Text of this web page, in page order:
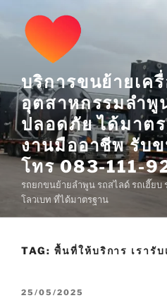
content
บริการขนย้ายเค
อุตสาหกรรมลำพู
ปลอดภัย ได้มาต
งานมืออาชีพ รับ
โทร 083-111-
รถยกขนย้ายลำพูน รถสไลด์ รถเฮี๊ยบ
โลวเบท ที่ได้มาตรฐาน
TAG: พื้นที่ให้บริการ เรารั
POSTED
25/05/2025